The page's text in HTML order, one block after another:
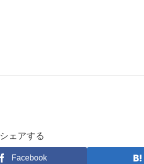
シェアする
Facebook